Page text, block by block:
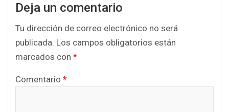
Deja un comentario
Tu dirección de correo electrónico no será
publicada. Los campos obligatorios están
marcados con *
Comentario *